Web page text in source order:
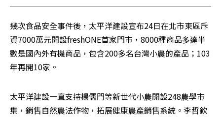
幾次食品安全事件後，太平洋建設宣布24日在北市東區斥
資7000萬元開設freshONE首家門市，8000種商品多達半
數是國內外有機商品，包含200多名台灣小農的產品；103
年再開10家。
太平洋建設一直支持楊儒門等新世代小農開設248農學市
集，銷售自然農法作物，拓展健康農產銷售系統。李哲欽